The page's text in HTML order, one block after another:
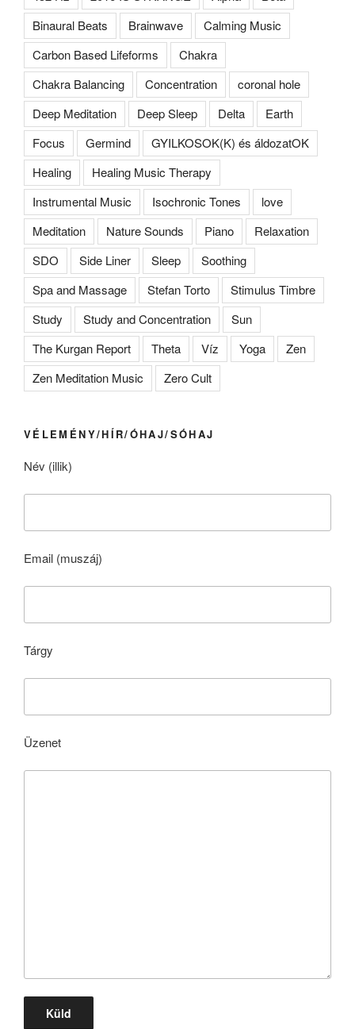
Binaural Beats Brainwave
Calming Music
Carbon Based Lifeforms
Chakra
Chakra Balancing
Concentration
Deep Meditation
Deep Sleep Delta
Earth
Focus
Germind
GYILKOSOK(K) és áldozatOK
Healing
Healing Music Therapy
Instrumental Music
Isochronic Tones
Meditation
Nature Sounds Piano
Relaxation
SDO
Side Liner Sleep
Soothing
Spa and Massage
Stefan Torto
Stimulus Timbre
Study
Study and Concentration
Sun
The Kurgan Report
Theta Víz Yoga
Zen Meditation Music
Zero Cult